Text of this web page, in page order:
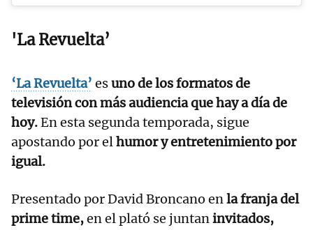
'La Revuelta’
‘La Revuelta’ esuno de los formatos de
televisión con más audiencia que hay a día de
hoy.En esta segunda temporada, sigue
apostando por elhumor y entretenimiento por
igual.
Presentado por David Broncano enla franja del
prime time,en el plató se juntaninvitados,